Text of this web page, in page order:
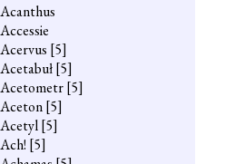
Acanthus
Accessie
Acervus [5]
Acetabuł[5]
Acetometr[5]
Aceton[5]
Acetyl[5]
Ach! [5]